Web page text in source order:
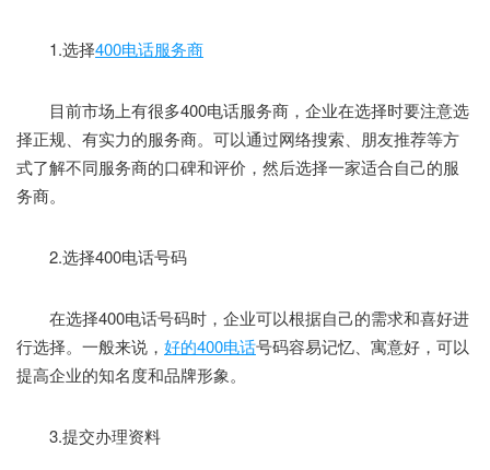
1.选择400电话服务商
目前市场上有很多400电话服务商，企业在选择时要注意选
择正规、有实力的服务商。可以通过网络搜索、朋友推荐等方
式了解不同服务商的口碑和评价，然后选择一家适合自己的服
务商。
2.选择400电话号码
在选择400电话号码时，企业可以根据自己的需求和喜好进
行选择。一般来说， 好的400电话号码容易记忆、寓意好，可以
提高企业的知名度和品牌形象。
3.提交办理资料